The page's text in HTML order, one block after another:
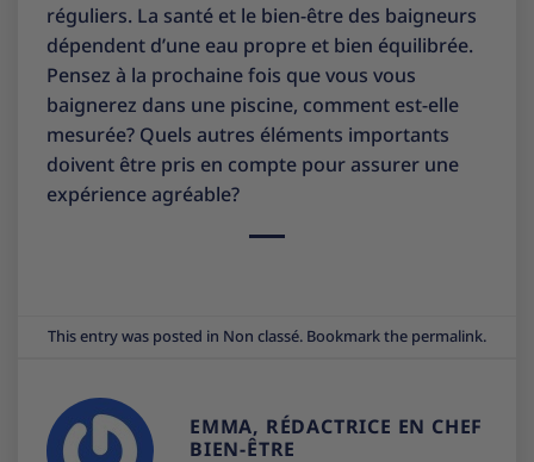
réguliers. La santé et le bien-être des baigneurs
dépendent d’une eau propre et bien équilibrée.
Pensez à la prochaine fois que vous vous
baignerez dans une piscine, comment est-elle
mesurée? Quels autres éléments importants
doivent être pris en compte pour assurer une
expérience agréable?
This entry was posted in Non classé. Bookmark the permalink.
EMMA, RÉDACTRICE EN CHEF
BIEN-ÊTRE